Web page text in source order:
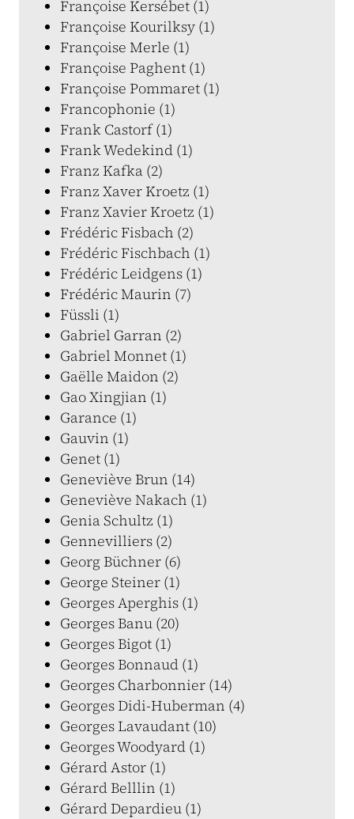
Françoise Kersébet (1)
Françoise Kourilksy (1)
Françoise Merle (1)
Françoise Paghent (1)
Françoise Pommaret (1)
Francophonie (1)
Frank Castorf (1)
Frank Wedekind (1)
Franz Kafka (2)
Franz Xaver Kroetz (1)
Franz Xavier Kroetz (1)
Frédéric Fisbach (2)
Frédéric Fischbach (1)
Frédéric Leidgens (1)
Frédéric Maurin (7)
Füssli (1)
Gabriel Garran (2)
Gabriel Monnet (1)
Gaëlle Maidon (2)
Gao Xingjian (1)
Garance (1)
Gauvin (1)
Genet (1)
Geneviève Brun (14)
Geneviève Nakach (1)
Genia Schultz (1)
Gennevilliers (2)
Georg Büchner (6)
George Steiner (1)
Georges Aperghis (1)
Georges Banu (20)
Georges Bigot (1)
Georges Bonnaud (1)
Georges Charbonnier (14)
Georges Didi-Huberman (4)
Georges Lavaudant (10)
Georges Woodyard (1)
Gérard Astor (1)
Gérard Belllin (1)
Gérard Depardieu (1)